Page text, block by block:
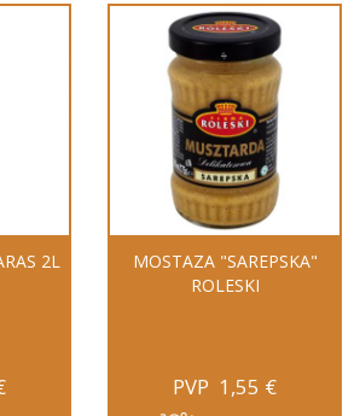
2L
MOSTAZA "SAREPSKA"
ROLESKI
PVP 1,55 €